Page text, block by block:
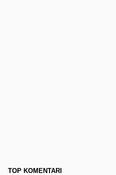
TOP KOMENTARI